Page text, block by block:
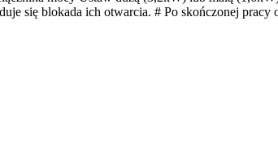
się blokada ich otwarcia. # Po skończonej